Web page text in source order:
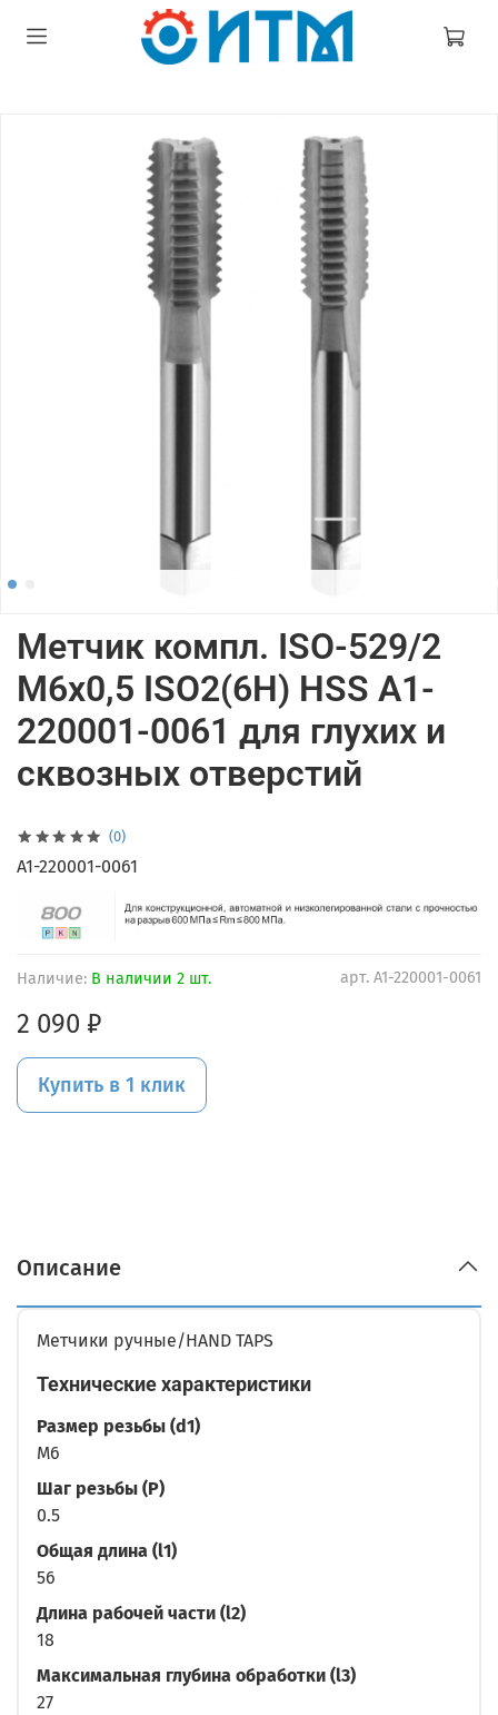
(0)
арт. A1-220001-0061
Наличие: В наличии 2 шт.
Метчик компл. ISO-529/2
M6x0,5 ISO2(6H) HSS A1-
220001-0061 для глухих и
сквозных отверстий
2 090 ₽
Купить в 1 клик
A1-220001-0061
Описание
Метчики ручные/HAND TAPS
Технические характеристики
Размер резьбы (d1)
M6
Шаг резьбы (P)
0.5
Общая длина (l1)
56
Длина рабочей части (l2)
18
Максимальная глубина обработки (l3)
27